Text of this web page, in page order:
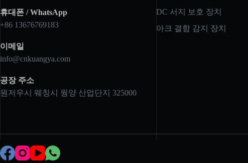
휴대폰 / WhatsApp
+86 13676769183
이메일
info@cnkuangya.com
공장 주소
원저우시 웨칭시 웡양 산업단지 325000
DC 서지 보호 장치
아크 결함 감지 장치